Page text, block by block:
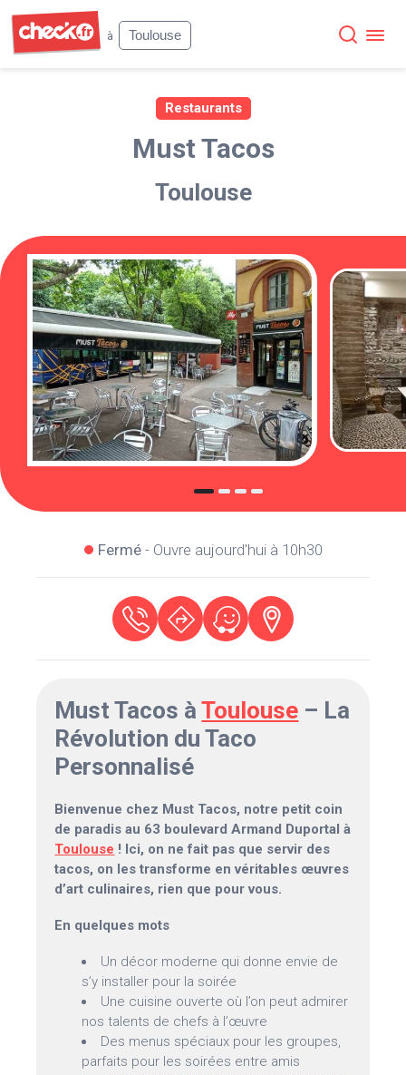
à
Toulouse
Restaurants
Must Tacos
Toulouse
Fermé- Ouvre aujourd'hui à 10h30
Must Tacos àToulouse – La
Révolution du Taco
Personnalisé
Bienvenue chez Must Tacos, notre petit coin
de paradis au 63 boulevard Armand Duportal à
Toulouse ! Ici, on ne fait pas que servir des
tacos, on les transforme en véritables œuvres
d’art culinaires, rien que pour vous.
En quelques mots
Un décor moderne qui donne envie de
s’y installer pour la soirée
Une cuisine ouverte où l’on peut admirer
nos talents de chefs à l’œuvre
Des menus spéciaux pour les groupes,
parfaits pour les soirées entre amis